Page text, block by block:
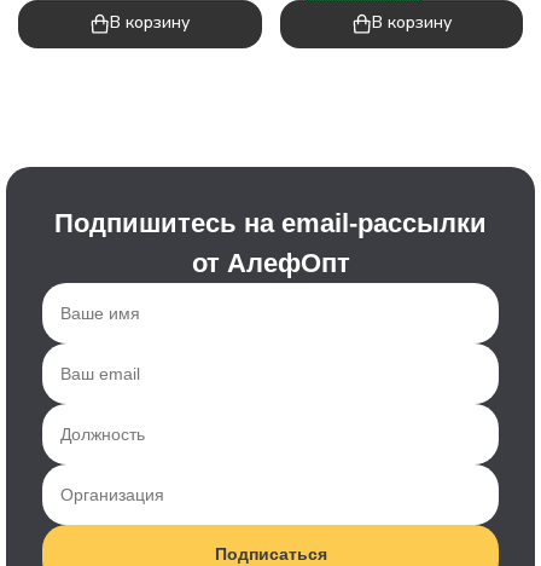
В корзину В корзину
Подпишитесь на email-рассылки
от АлефОпт
Подписаться